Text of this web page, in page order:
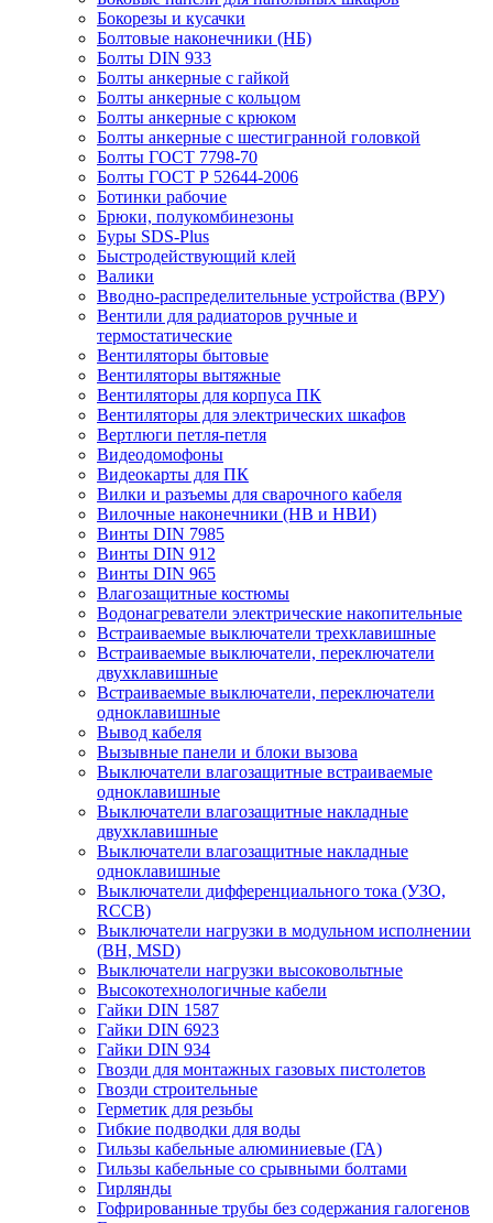
Бокорезы и кусачки
Болтовые наконечники (НБ)
Болты DIN 933
Болты анкерные с гайкой
Болты анкерные с кольцом
Болты анкерные с крюком
Болты анкерные с шестигранной головкой
Болты ГОСТ 7798-70
Болты ГОСТ Р 52644-2006
Ботинки рабочие
Брюки, полукомбинезоны
Буры SDS-Plus
Быстродействующий клей
Валики
Вводно-распределительные устройства (ВРУ)
Вентили для радиаторов ручные и
термостатические
Вентиляторы бытовые
Вентиляторы вытяжные
Вентиляторы для корпуса ПК
Вентиляторы для электрических шкафов
Вертлюги петля-петля
Видеодомофоны
Видеокарты для ПК
Вилки и разъемы для сварочного кабеля
Вилочные наконечники (НВ и НВИ)
Винты DIN 7985
Винты DIN 912
Винты DIN 965
Влагозащитные костюмы
Водонагреватели электрические накопительные
Встраиваемые выключатели трехклавишные
Встраиваемые выключатели, переключатели
двухклавишные
Встраиваемые выключатели, переключатели
одноклавишные
Вывод кабеля
Вызывные панели и блоки вызова
Выключатели влагозащитные встраиваемые
одноклавишные
Выключатели влагозащитные накладные
двухклавишные
Выключатели влагозащитные накладные
одноклавишные
Выключатели дифференциального тока (УЗО,
RCCB)
Выключатели нагрузки в модульном исполнении
(ВН, MSD)
Выключатели нагрузки высоковольтные
Высокотехнологичные кабели
Гайки DIN 1587
Гайки DIN 6923
Гайки DIN 934
Гвозди для монтажных газовых пистолетов
Гвозди строительные
Герметик для резьбы
Гибкие подводки для воды
Гильзы кабельные алюминиевые (ГА)
Гильзы кабельные со срывными болтами
Гирлянды
Гофрированные трубы без содержания галогенов